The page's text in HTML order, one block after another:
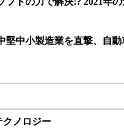
堅中小製造業を直撃、自
クノロジー